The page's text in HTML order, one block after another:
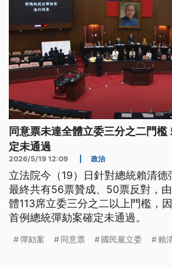
同意票未達全體立委三分之二門檻
定未通過
2026/5/19 12:09 政治
立法院今（19）日針對總統賴清德
最終共有56票贊成、50票反對，
體113席立委三分之二以上門檻，
首例總統彈劾案確定未通過。
彈劾案 同意票 國民黨立委 賴